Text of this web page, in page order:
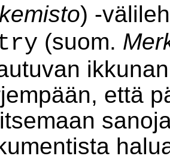
) -
(suom.
että